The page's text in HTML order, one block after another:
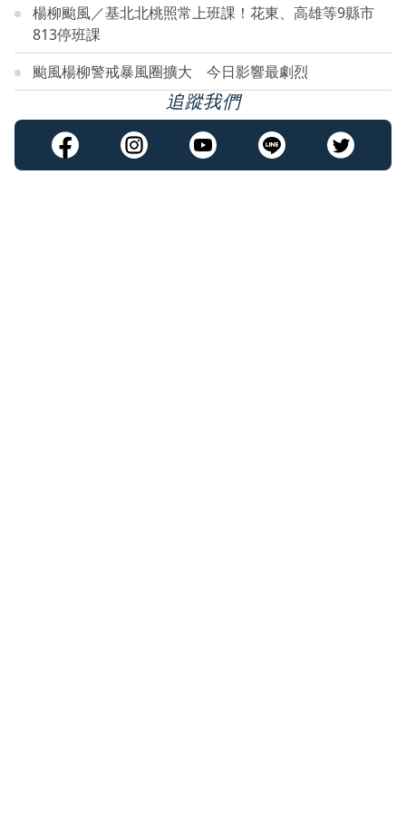
楊柳颱風／基北北桃照常上班課！花東、高雄等9縣市
813停班課
颱風楊柳警戒暴風圈擴大 今日影響最劇烈
追蹤我們